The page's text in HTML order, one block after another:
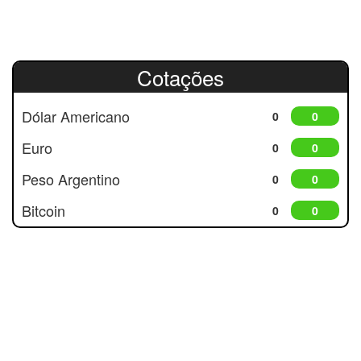
Cotações
Dólar Americano 0 0
Euro 0 0
Peso Argentino 0 0
Bitcoin 0 0